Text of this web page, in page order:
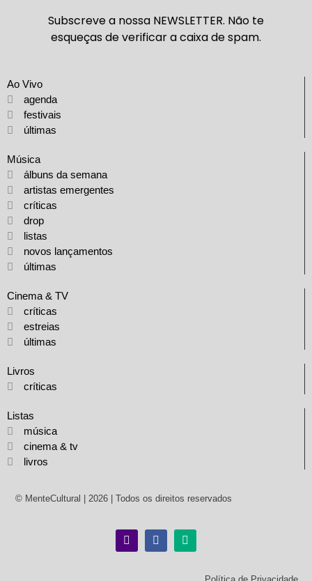
Subscreve a nossa NEWSLETTER. Não te
esqueças de verificar a caixa de spam.
Ao Vivo
agenda
festivais
últimas
Música
álbuns da semana
artistas emergentes
críticas
drop
listas
novos lançamentos
últimas
Cinema & TV
críticas
estreias
últimas
Livros
críticas
Listas
música
cinema & tv
livros
© MenteCultural | 2026 | Todos os direitos reservados